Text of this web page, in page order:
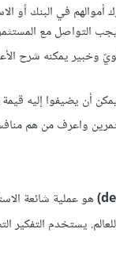
أموالهم في البنك
التواصل مع
وخبير يمكنه شرح
أن يضيفوا إليه
واعرف من هم
هو عملية شائعة
يستخدم التفكير